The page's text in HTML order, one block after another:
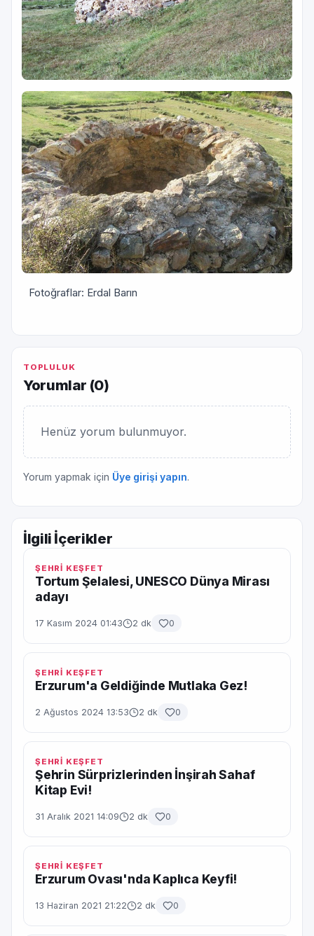
Fotoğraflar: Erdal Barın
TOPLULUK
Yorumlar (0)
Henüz yorum bulunmuyor.
Yorum yapmak için Üye girişi yapın.
İlgili İçerikler
ŞEHRİ KEŞFET
Tortum Şelalesi, UNESCO Dünya Mirası
adayı
17 Kasım 2024 01:43 2 dk 0
ŞEHRİ KEŞFET
Erzurum'a Geldiğinde Mutlaka Gez!
2 Ağustos 2024 13:53 2 dk 0
ŞEHRİ KEŞFET
Şehrin Sürprizlerinden İnşirah Sahaf
Kitap Evi!
31 Aralık 2021 14:09 2 dk 0
ŞEHRİ KEŞFET
Erzurum Ovası'nda Kaplıca Keyfi!
13 Haziran 2021 21:22 2 dk 0